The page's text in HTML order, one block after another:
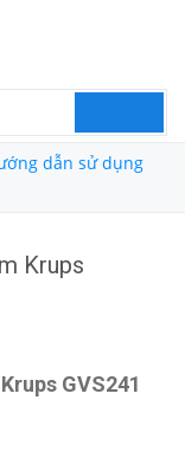
dẫn sử dụng
Krups
GVS241